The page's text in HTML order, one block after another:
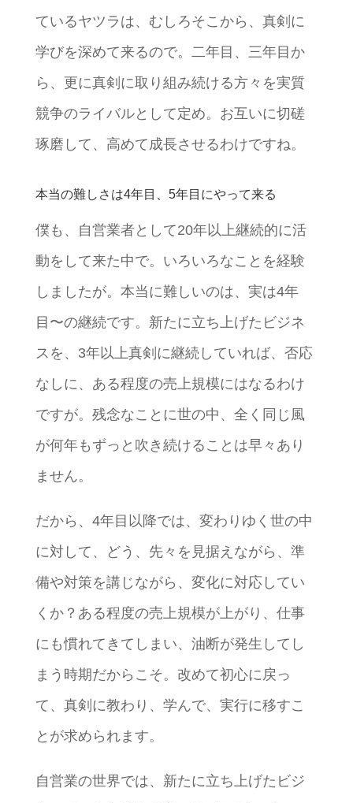
ているヤツラは、むしろそこから、真剣に
学びを深めて来るので。二年目、三年目か
ら、更に真剣に取り組み続ける方々を実質
競争のライバルとして定め。お互いに切磋
琢磨して、高めて成長させるわけですね。
本当の難しさは4年目、5年目にやって来る
僕も、自営業者として20年以上継続的に活
動をして来た中で。いろいろなことを経験
しましたが。本当に難しいのは、実は4年
目〜の継続です。新たに立ち上げたビジネ
スを、3年以上真剣に継続していれば、否応
なしに、ある程度の売上規模にはなるわけ
ですが。残念なことに世の中、全く同じ風
が何年もずっと吹き続けることは早々あり
ません。
だから、4年目以降では、変わりゆく世の中
に対して、どう、先々を見据えながら、準
備や対策を講じながら、変化に対応してい
くか？ある程度の売上規模が上がり、仕事
にも慣れてきてしまい、油断が発生してし
まう時期だからこそ。改めて初心に戻っ
て、真剣に教わり、学んで、実行に移すこ
とが求められます。
自営業の世界では、新たに立ち上げたビジ